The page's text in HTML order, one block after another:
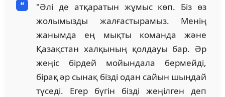
"Әлі де атқаратын жұмыс көп. Біз өз
жолымызды жалғастырамыз. Менің
жанымда ең мықты команда және
Қазақстан халқының қолдауы бар. Әр
жеңіс бірдей мойындала бермейді,
бірақ әр сынақ бізді одан сайын шыңдай
түседі. Егер бүгін бізді жеңілген деп